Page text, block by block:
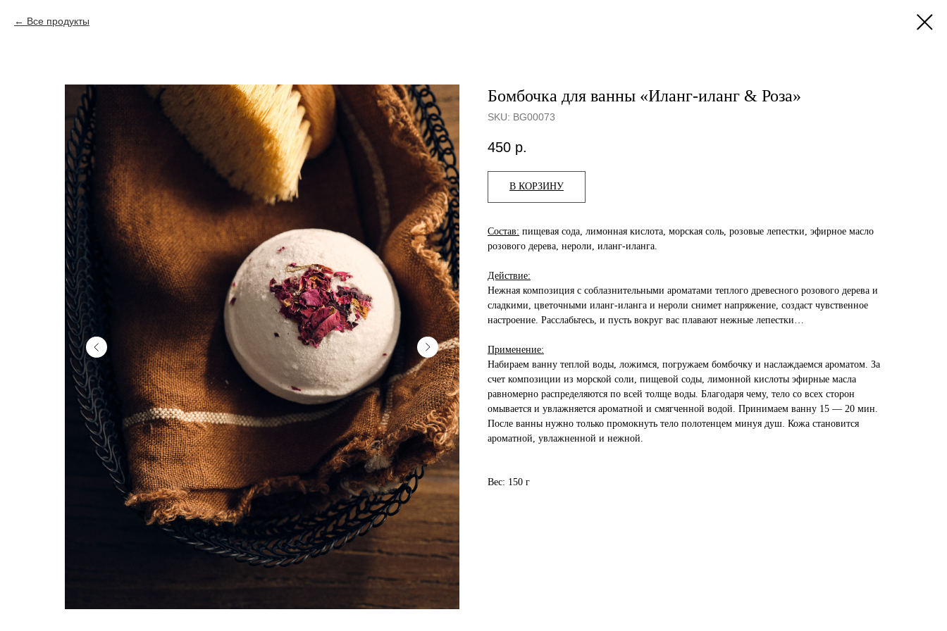
Все продукты
Бомбочка для ванны «Иланг-иланг & Роза»
SKU: BG00073
450 р.
В КОРЗИНУ
Состав: пищевая сода, лимонная кислота, морская соль, розовые лепестки, эфирное масло
розового дерева, нероли, иланг‑иланга.
Действие:
Нежная композиция с соблазнительными ароматами теплого древесного розового дерева и
сладкими, цветочными иланг-иланга и нероли снимет напряжение, создаст чувственное
настроение. Расслабьтесь, и пусть вокруг вас плавают нежные лепестки…
Применение:
Набираем ванну теплой воды, ложимся, погружаем бомбочку и наслаждаемся ароматом. За
счет композиции из морской соли, пищевой соды, лимонной кислоты эфирные масла
равномерно распределяются по всей толще воды. Благодаря чему, тело со всех сторон
омывается и увлажняется ароматной и смягченной водой. Принимаем ванну 15 — 20 мин.
После ванны нужно только промокнуть тело полотенцем минуя душ. Кожа становится
ароматной, увлажненной и нежной.
Вес: 150 г